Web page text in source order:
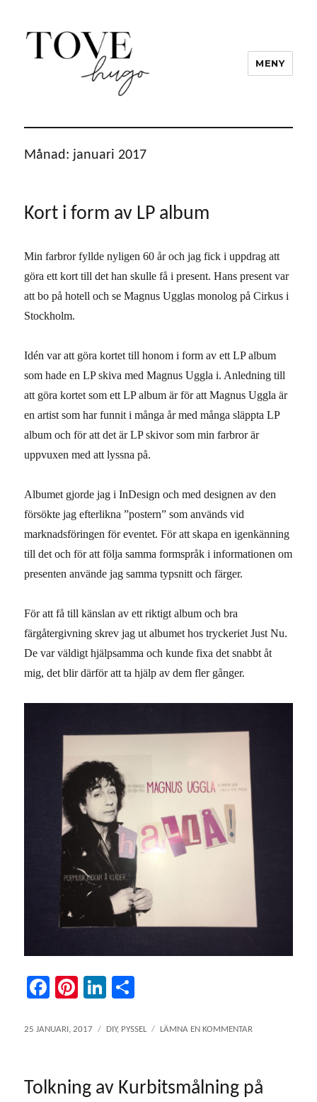
MENY
Månad: januari 2017
Kort i form av LP album
Min farbror fyllde nyligen 60 år och jag fick i uppdrag att
göra ett kort till det han skulle få i present. Hans present var
att bo på hotell och se Magnus Ugglas monolog på Cirkus i
Stockholm.
Idén var att göra kortet till honom i form av ett LP album
som hade en LP skiva med Magnus Uggla i. Anledning till
att göra kortet som ett LP album är för att Magnus Uggla är
en artist som har funnit i många år med många släppta LP
album och för att det är LP skivor som min farbror är
uppvuxen med att lyssna på.
Albumet gjorde jag i InDesign och med designen av den
försökte jag efterlikna ”postern” som används vid
marknadsföringen för eventet. För att skapa en igenkänning
till det och för att följa samma formspråk i informationen om
presenten använde jag samma typsnitt och färger.
För att få till känslan av ett riktigt album och bra
färgåtergivning skrev jag ut albumet hos tryckeriet Just Nu.
De var väldigt hjälpsamma och kunde fixa det snabbt åt
mig, det blir därför att ta hjälp av dem fler gånger.
Fa
bo
Pi
er
t
Li
ed a
PUBLICERAT
25 JANUARI, 2017 KATEGORIER
DIY, PYSSEL LÄMNA EN KOMMENTAR
AV
Tolkning av Kurbitsmålning på